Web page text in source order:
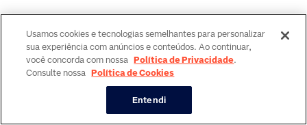
Usamos cookies e tecnologias semelhantes para personalizar
sua experiência com anúncios e conteúdos. Ao continuar,
você concorda com nossa Política de Privacidade.
Consulte nossa Política de Cookies
Entendi